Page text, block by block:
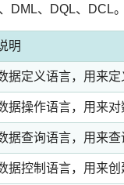
DML、DQL、DCL。
明
据定义语言，用来
据操作语言，用来
据查询语言，用来
据控制语言，用来